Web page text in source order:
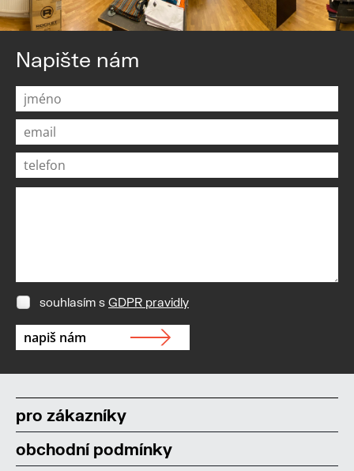
Napište nám
souhlasím s GDPR pravidly
pro zákazníky
obchodní podmínky